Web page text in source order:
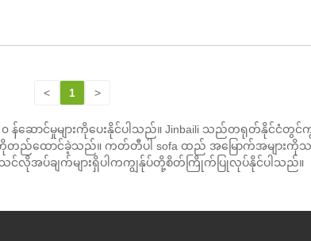
< 1 >
ောင်မှုများကိုပေးနိုင်ပါသည်။ Jinbaili သည်တရုတ်နိုင်ငံတွင်
စ်ခုကိုတည်ထောင်ခဲ့သည်။ ကတ်တီပါ sofa ထည် အမြောက်အများ
လိုအပ်ချက်များရှိပါကကျွန်ုပ်တို့စိတ်ကြိုက်ပြုလုပ်နိုင်ပါသည်။